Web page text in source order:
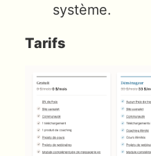
système.
Tarifs